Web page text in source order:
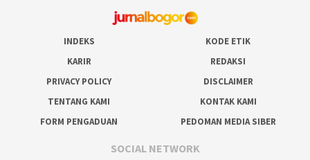
INDEKS
KODE ETIK
KARIR
REDAKSI
PRIVACY POLICY
DISCLAIMER
TENTANG KAMI
KONTAK KAMI
FORM PENGADUAN
PEDOMAN MEDIA SIBER
SOCIAL NETWORK